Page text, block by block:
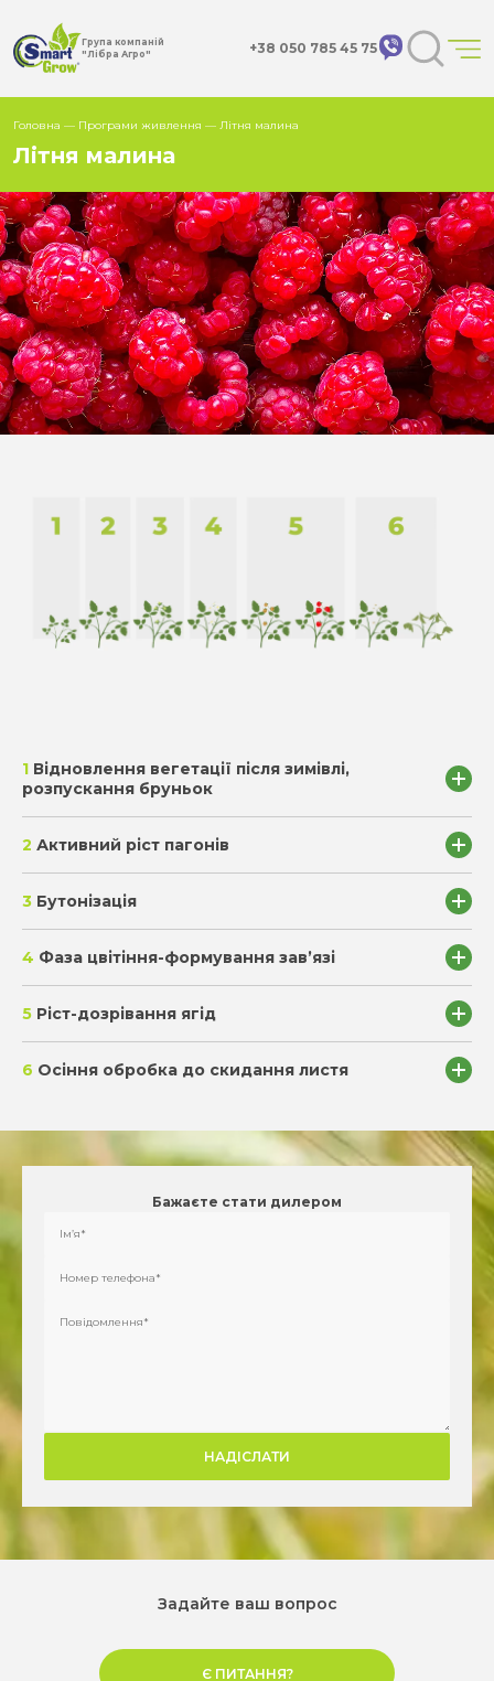
Група компаній
"Лібра Агро"
+38 050 785 45 75
Головна — Програми живлення — Літня малина
Літня малина
1 Відновлення вегетації після зимівлі,
розпускання бруньок
SmartGrow
Відновлення
2,0 л/га 0,7 л/га
Замовити набір добрив
2 Активний ріст пагонів
Terraflex S (14-6-25 + 3,2
MgO + TЕ)
Замовити набір добрив
3 Бутонізація
SmartGrow Amino
SmartGrow SoftGuard
Power
4 Фаза цвітіння-формування зав’язі
SmartGrow Alhum Plus
1,5 л/га
(В)
5 Ріст-дозрівання ягід
Naturwin 9-45-15+ТE SmartGrow Залізо
SmartGrow Ягоди
6 Осіння обробка до скидання листя
SmartGrow Humax
Бажаєте стати дилером
Задайте ваш вопрос
Є ПИТАННЯ?